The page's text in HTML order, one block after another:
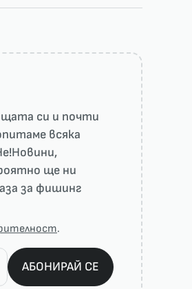
си и почти
всяка
ще ни
за фишинг
.
АБОНИРАЙ СЕ